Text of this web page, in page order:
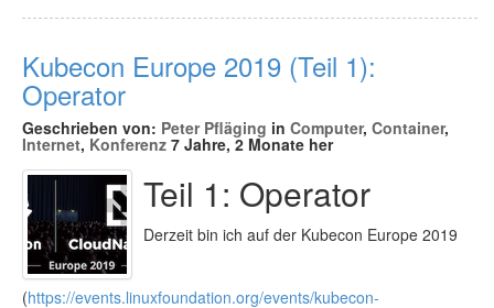
Kubecon Europe 2019 (Teil 1):
Operator
Geschrieben von: Peter Pfläging in Computer, Container,
Internet, Konferenz 7 Jahre, 2 Monate her
Teil 1: Operator
Derzeit bin ich auf der Kubecon Europe 2019
(https://events.linuxfoundation.org/events/kubecon-